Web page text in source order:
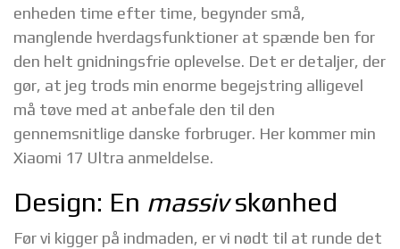
enheden time efter time, begynder små,
manglende hverdagsfunktioner at spænde ben for
den helt gnidningsfrie oplevelse. Det er detaljer, der
gør, at jeg trods min enorme begejstring alligevel
må tøve med at anbefale den til den
gennemsnitlige danske forbruger. Her kommer min
Xiaomi 17 Ultra anmeldelse.
Design: En massivskønhed
Før vi kigger på indmaden, er vi nødt til at runde det